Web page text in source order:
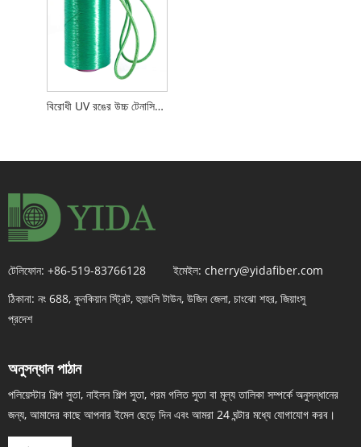
বিরোধী UV রঙের উচ্চ টেনাসিটি পলিয়েস্টার শিল্প সুতা
টেলিফোন: +86-519-83766128 ইমেইল: cherry@yidafiber.com
ঠিকানা: নং 688, কুনকিয়ান স্ট্রিট, হুয়াংলি টাউন, উজিন জেলা, চাংঝো শহর, জিয়াংসু
প্রদেশ
অনুসন্ধান পাঠান
পলিয়েস্টার শিল্প সুতা, নাইলন শিল্প সুতা, গরম গলিত সুতা বা মূল্য তালিকা সম্পর্কে অনুসন্ধানের
জন্য, আমাদের কাছে আপনার ইমেল ছেড়ে দিন এবং আমরা 24 ঘন্টার মধ্যে যোগাযোগ করব।